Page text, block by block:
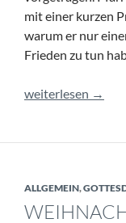
mit einer kurzen
warum er nur
Frieden zu tun
Weihnachten
weiterlesen →
ALLGEMEIN,